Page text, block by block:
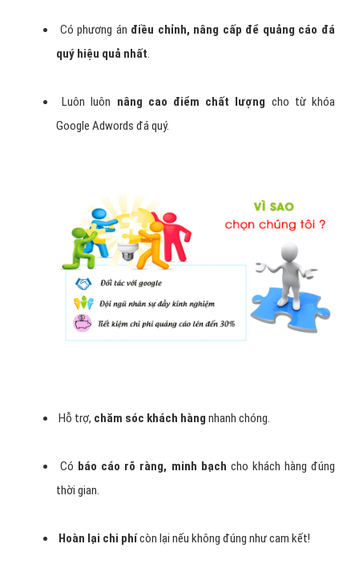
Có phương án điều chỉnh, nâng cấp để quảng cáo đá
quý hiệu quả nhất.
Luôn luôn nâng cao điểm chất lượng cho từ khóa
Google Adwords đá quý.
Hỗ trợ, chăm sóc khách hàng nhanh chóng.
Có báo cáo rõ ràng, minh bạch cho khách hàng đúng
thời gian.
Hoàn lại chi phícòn lại nếu không đúng như cam kết!